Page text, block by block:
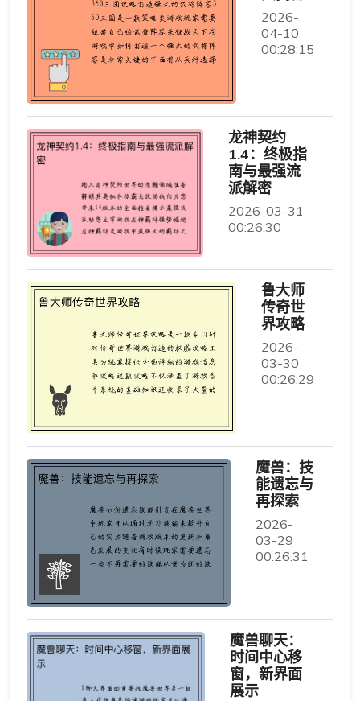
2026-
04-10
00:28:15
龙神契约
1.4：终极指
南与最强流
派解密
2026-03-31
00:26:30
鲁大师
传奇世
界攻略
2026-
03-30
00:26:29
魔兽：技
能遗忘与
再探索
2026-
03-29
00:26:31
魔兽聊天：
时间中心移
窗，新界面
展示